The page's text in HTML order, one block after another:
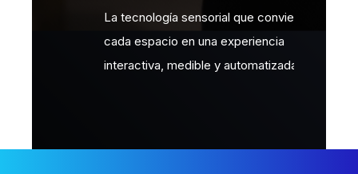
La tecnología sensorial que convierte
cada espacio en una experiencia
interactiva, medible y automatizada.